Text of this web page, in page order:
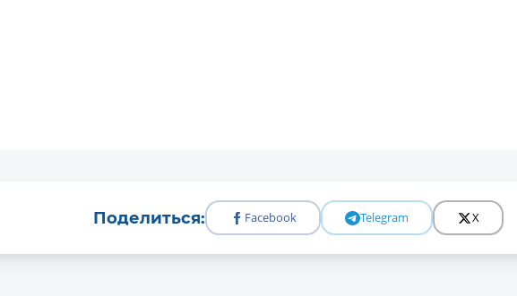
Поделиться: Facebook Telegram X